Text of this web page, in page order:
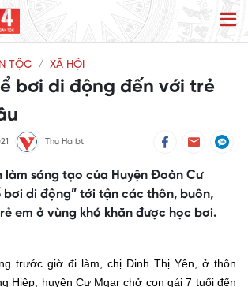
TỘC XÃ HỘI
bơi di động đến với trẻ
Thu Ha bt
làm sáng tạo của Huyện Đoàn Cư
bơi di động” tới tận các thôn, buôn,
em ở vùng khó khăn được học bơi.
trước giờ đi làm, chị Đinh Thị Yên, ở thôn
Hiệp, huyện Cư Mgar chở con gái 7 tuổi đến